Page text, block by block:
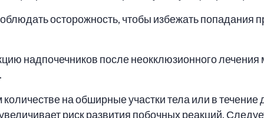
осторожность, чтобы избежать попадания
надпочечников после неокклюзионного
на обширные участки тела или в
риск развития побочных реакций.